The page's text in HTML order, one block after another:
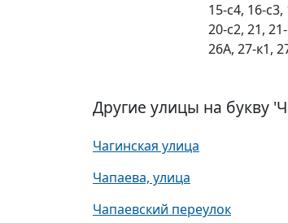
15-с4, 16-
20-с2, 21,
26А, 27-к1,
Другие улицы на букву
Чагинская улица
Чапаева, улица
Чапаевский переулок